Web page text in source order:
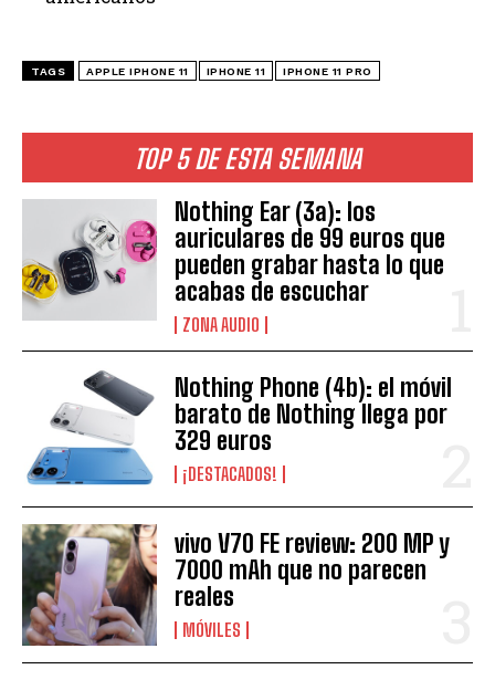
TOP 5 DE ESTA SEMANA
Nothing Ear (3a): los
auriculares de 99 euros que
pueden grabar hasta lo que
acabas de escuchar
ZONA AUDIO
Nothing Phone (4b): el móvil
barato de Nothing llega por
329 euros
¡DESTACADOS!
vivo V70 FE review: 200 MP y
7000 mAh que no parecen
reales
MÓVILES
TAGS APPLE IPHONE 11 IPHONE 11 IPHONE 11 PRO